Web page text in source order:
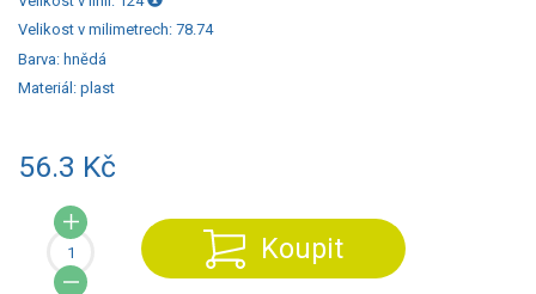
Velikost v milimetrech: 78.74
Barva: hnědá
Materiál: plast
56.3 Kč
Koupit